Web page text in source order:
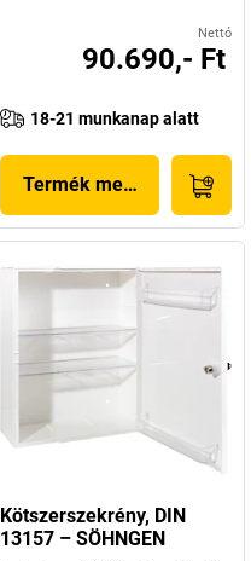
Nettó
90.690,- Ft
18-21 munkanap alatt
Termék megjelenítése
Kötszerszekrény, DIN
13157 – SÖHNGEN